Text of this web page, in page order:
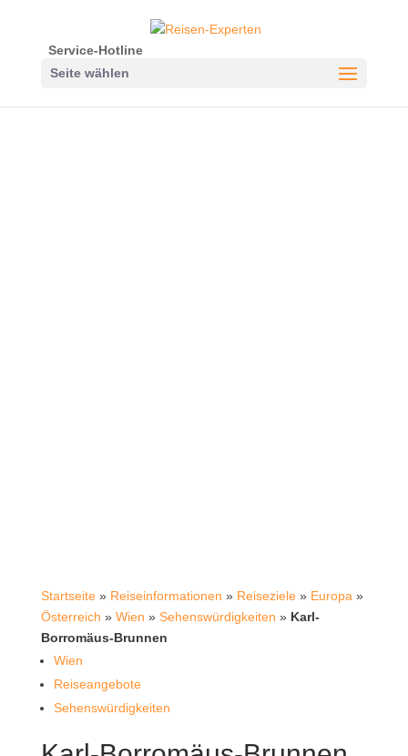
Service-Hotline
Seite wählen
Startseite» Reiseinformationen » Reiseziele» Europa »
Österreich » Wien » Sehenswürdigkeiten » Karl-
Borromäus-Brunnen
Wien
Reiseangebote
Sehenswürdigkeiten